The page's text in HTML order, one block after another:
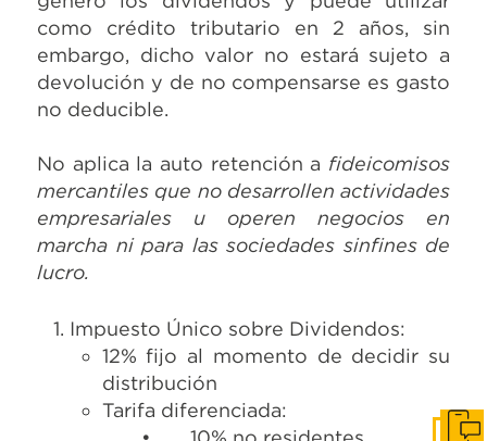
como crédito tributario en 2 años, sin
embargo, dicho valor no estará sujeto a
devolución y de no compensarse es gasto
no deducible.
No aplica la auto retención a fideicomisos
mercantiles que no desarrollen actividades
empresariales u operen negocios en
marcha ni para las sociedades sinfines de
lucro.
Impuesto Único sobre Dividendos:
12% fijo al momento de decidir su
distribución
Tarifa diferenciada: